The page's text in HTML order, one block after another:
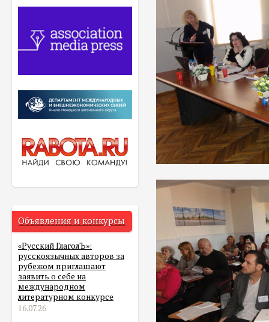
Объявления и конкурсы
«Русский ГлаголЪ»:
русскоязычных авторов за
рубежом приглашают
заявить о себе на
международном
литературном конкурсе
16.07.26